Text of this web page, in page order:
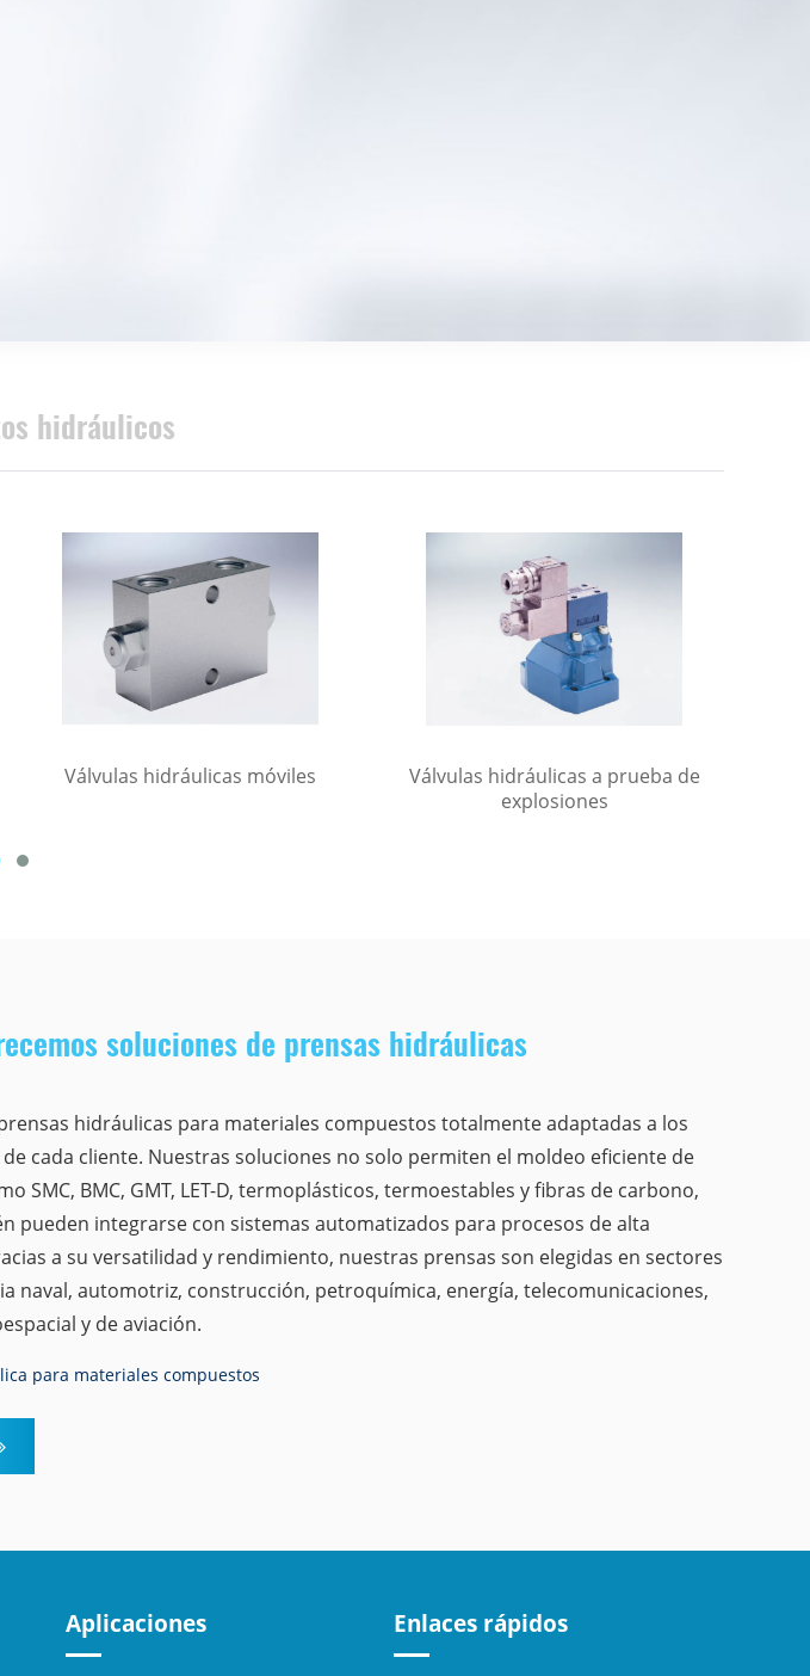
hidráulicos
Válvulas hidráulicas móviles
Válvulas hidráulicas a prueba de
explosiones
soluciones de prensas hidráulicas
hidráulicas para materiales compuestos totalmente adaptadas a los
cada cliente. Nuestras soluciones no solo permiten el moldeo eficiente de
SMC, BMC, GMT, LET-D, termoplásticos, termoestables y fibras de carbono,
pueden integrarse con sistemas automatizados para procesos de alta
a su versatilidad y rendimiento, nuestras prensas son elegidas en sectores
naval, automotriz, construcción, petroquímica, energía, telecomunicaciones,
y de aviación.
para materiales compuestos
Aplicaciones Enlaces rápidos